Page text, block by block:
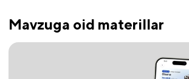
Mavzuga oid materillar